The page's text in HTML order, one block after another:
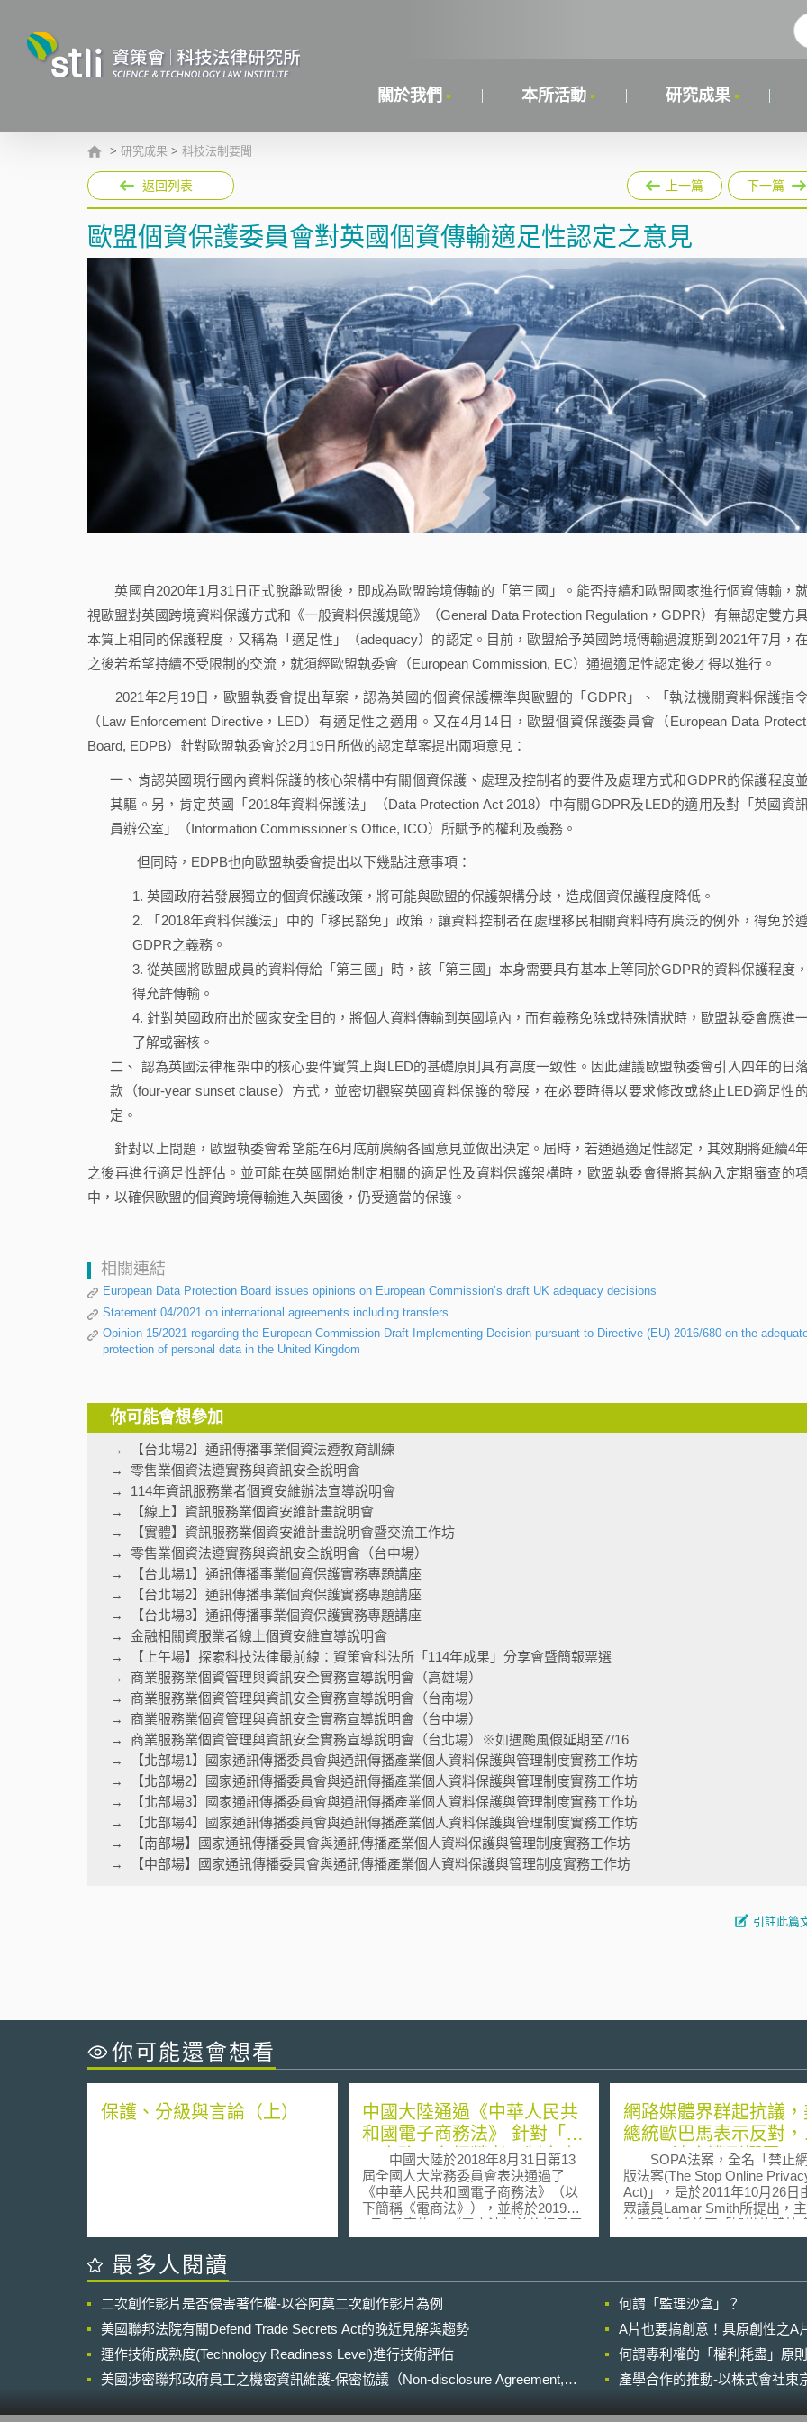
關於我們 本所活動 研究成果
> 研究成果 > 科技法制要聞
返回列表 上一篇 下一篇
歐盟個資保護委員會對英國個資傳輸適足性認定之意見
英國自2020年1月31日正式脫離歐盟後，即成為歐盟跨境傳輸的「第三國」。能否持續和歐盟國家進行個資傳輸，
視歐盟對英國跨境資料保護方式和《一般資料保護規範》（General Data Protection Regulation，GDPR）有無認定雙方
本質上相同的保護程度，又稱為「適足性」（adequacy）的認定。目前，歐盟給予英國跨境傳輸過渡期到2021年7月，
之後若希望持續不受限制的交流，就須經歐盟執委會（European Commission, EC）通過適足性認定後才得以進行。
2021年2月19日，歐盟執委會提出草案，認為英國的個資保護標準與歐盟的「GDPR」、「執法機關資料保護指
（Law Enforcement Directive，LED）有適足性之適用。又在4月14日，歐盟個資保護委員會（European Data
Board, EDPB）針對歐盟執委會於2月19日所做的認定草案提出兩項意見：
一、肯認英國現行國內資料保護的核心架構中有關個資保護、處理及控制者的要件及處理方式和GDPR的保護程度
其驅。另，肯定英國「2018年資料保護法」（Data Protection Act 2018）中有關GDPR及LED的適用及對「英國資
員辦公室」（Information Commissioner’s Office, ICO）所賦予的權利及義務。
但同時，EDPB也向歐盟執委會提出以下幾點注意事項：
英國政府若發展獨立的個資保護政策，將可能與歐盟的保護架構分歧，造成個資保護程度降低。
「2018年資料保護法」中的「移民豁免」政策，讓資料控制者在處理移民相關資料時有廣泛的例外，得免於
GDPR之義務。
從英國將歐盟成員的資料傳給「第三國」時，該「第三國」本身需要具有基本上等同於GDPR的資料保護程度
得允許傳輸。
針對英國政府出於國家安全目的，將個人資料傳輸到英國境內，而有義務免除或特殊情狀時，歐盟執委會應進
了解或審核。
二、 認為英國法律框架中的核心要件實質上與LED的基礎原則具有高度一致性。因此建議歐盟執委會引入四年的日
款（four-year sunset clause）方式，並密切觀察英國資料保護的發展，在必要時得以要求修改或終止LED適足性
定。
針對以上問題，歐盟執委會希望能在6月底前廣納各國意見並做出決定。屆時，若通過適足性認定，其效期將延續4
之後再進行適足性評估。並可能在英國開始制定相關的適足性及資料保護架構時，歐盟執委會得將其納入定期審查的
中，以確保歐盟的個資跨境傳輸進入英國後，仍受適當的保護。
相關連結
European Data Protection Board issues opinions on European Commission’s draft UK adequacy decisions
Statement 04/2021 on international agreements including transfers
Opinion 15/2021 regarding the European Commission Draft Implementing Decision pursuant to Directive (EU) 2016/680 on the
protection of personal data in the United Kingdom
你可能會想參加
【台北場2】通訊傳播事業個資法遵教育訓練
零售業個資法遵實務與資訊安全說明會
114年資訊服務業者個資安維辦法宣導說明會
【線上】資訊服務業個資安維計畫說明會
【實體】資訊服務業個資安維計畫說明會暨交流工作坊
零售業個資法遵實務與資訊安全說明會（台中場）
【台北場1】通訊傳播事業個資保護實務專題講座
【台北場2】通訊傳播事業個資保護實務專題講座
【台北場3】通訊傳播事業個資保護實務專題講座
金融相關資服業者線上個資安維宣導說明會
【上午場】探索科技法律最前線：資策會科法所「114年成果」分享會暨簡報票選
商業服務業個資管理與資訊安全實務宣導說明會（高雄場）
商業服務業個資管理與資訊安全實務宣導說明會（台南場）
商業服務業個資管理與資訊安全實務宣導說明會（台中場）
商業服務業個資管理與資訊安全實務宣導說明會（台北場）※如遇颱風假延期至7/16
【北部場1】國家通訊傳播委員會與通訊傳播產業個人資料保護與管理制度實務工作坊
【北部場2】國家通訊傳播委員會與通訊傳播產業個人資料保護與管理制度實務工作坊
【北部場3】國家通訊傳播委員會與通訊傳播產業個人資料保護與管理制度實務工作坊
【北部場4】國家通訊傳播委員會與通訊傳播產業個人資料保護與管理制度實務工作坊
【南部場】國家通訊傳播委員會與通訊傳播產業個人資料保護與管理制度實務工作坊
【中部場】國家通訊傳播委員會與通訊傳播產業個人資料保護與管理制度實務工作坊
引註此篇
你可能還會想看
保護、分級與言論（上）
中國大陸通過《中華人民共
和國電子商務法》 針對「電
子商務平台經營者」制定專
節
中國大陸於2018年8月31日第13
屆全國人大常務委員會表決通過了
《中華人民共和國電子商務法》（以
下簡稱《電商法》），並將於2019年
1月1日實施 。《電商法》首條揭示了
「保障電子商務各方主體合法權益、
為、支付與物流、爭議解決等各個交
易層面。 有鑑於電子商務平台對
市場的主導作用，《電商法》特別針
對「電子商務平台經營者」（以下簡
稱「平台」）制定專節，要求其審核
平台內經營者之資質資格，並課予其
安全之義務。分述如下： 為因應電子
網路媒體界群起抗議
總統歐巴馬表示反對，
SOPA法案遭到擱置
SOPA法案，全名「禁止
版法案(The Stop Online
Act)」，是於2011年10月26日
眾議員Lamar Smith所提出，
持團體包括美國「娛樂軟體協
Entertainment Software
America)」以及「美國商會
States Chamber of
等。另外一個類似的法案為美
院於2011年5月提交的「保護
權法案」，簡稱
Online Threats to Economic
Act)，該法案原預訂於2012年
最多人閱讀
二次創作影片是否侵害著作權-以谷阿莫二次創作影片為例
何謂「監理沙盒」？
美國聯邦法院有關Defend Trade Secrets Act的晚近見解與趨勢
A片也要搞創意！具原創性之A
運作技術成熟度(Technology Readiness Level)進行技術評估
何謂專利權的「權利耗盡」原
美國涉密聯邦政府員工之機密資訊維護-保密協議（Non-disclosure Agreement,
產學合作的推動-以株式會社東